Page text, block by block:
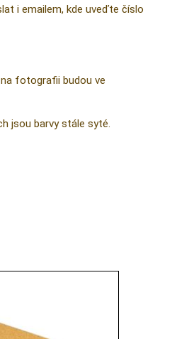
i emailem, kde uveďte číslo
fotografii budou ve
jsou barvy stále syté.